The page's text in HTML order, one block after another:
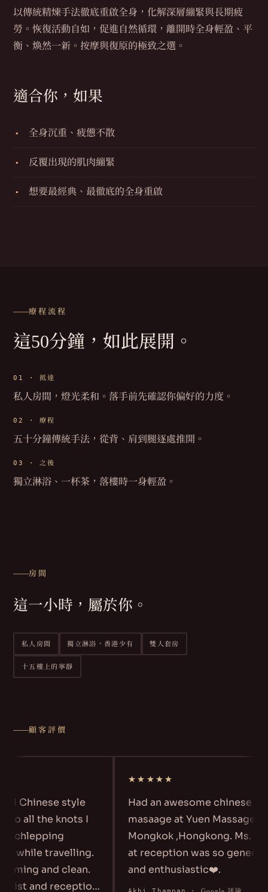
以傳統精煉手法徹底重啟全身，化解深層繃緊與長期疲
勞。恢復活動自如，促進自然循環，離開時全身輕盈、平
衡、煥然一新。按摩與復原的極致之選。
適合你，如果
全身沉重、疲憊不散
反覆出現的肌肉繃緊
想要最經典、最徹底的全身重啟
療程流程
這50分鐘， 如此展開。
01 ·抵達
私人房間，燈光柔和。落手前先確認你偏好的力度。
02 ·療程
五十分鐘傳統手法，從背、肩到腿逐處推開。
03 ·之後
獨立淋浴、一杯茶，落樓時一身輕盈。
房間
這一小時，屬於你。
私人房間 獨立淋浴，香港少有 雙人套房
十五樓上的寧靜
顧客評價
Chinese style
all the knots I
schlepping
while travelling.
and clean.
and reception
★★★★★
Had an awesome chinese
masaage at Yuen Massage at
Mongkok ,Hongkong. Ms.
at reception was so
and enthusiastic❤️.